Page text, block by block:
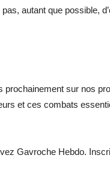
autant que possible,
prochainement sur nos
et ces combats
Gavroche Hebdo.